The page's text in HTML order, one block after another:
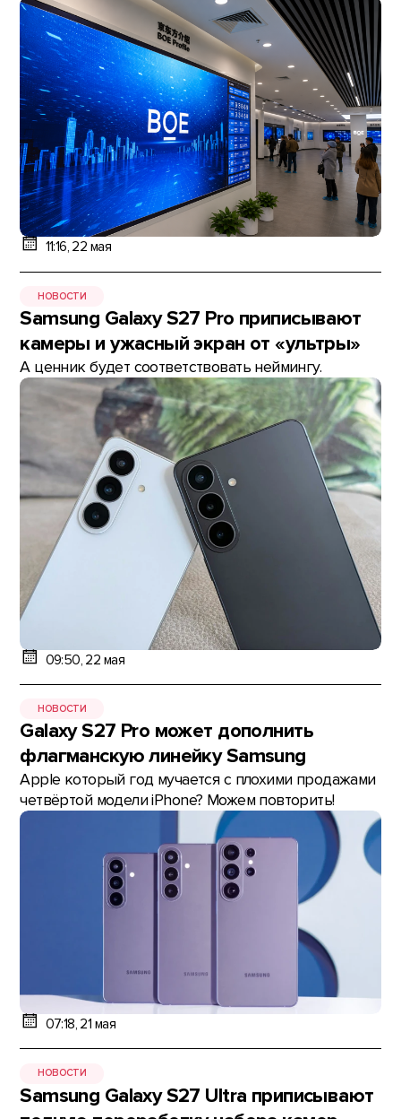
11:16, 22 мая
НОВОСТИ
Samsung Galaxy S27 Pro приписывают
камеры и ужасный экран от «ультры»
А ценник будет соответствовать неймингу.
09:50, 22 мая
НОВОСТИ
Galaxy S27 Pro может дополнить
флагманскую линейку Samsung
Apple который год мучается с плохими продажами
четвёртой модели iPhone? Можем повторить!
07:18, 21 мая
НОВОСТИ
Samsung Galaxy S27 Ultra приписывают